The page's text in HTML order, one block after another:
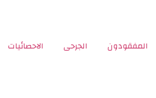
المفقودون الجرحى الاحصائيات